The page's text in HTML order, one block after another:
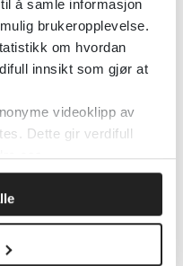
å samle informasjon
brukeropplevelse.
om hvordan
innsikt som gjør at
videoklipp av
Dette gir verdifull
oss.
- Health of
Scale -
oversettelse
of Psychiatrists
2025